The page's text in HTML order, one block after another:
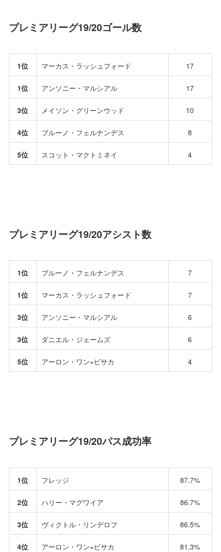
プレミアリーグ19/20ゴール数
1位 マーカス・ラッシュフォード 17
1位 アンソニー・マルシアル 17
3位 メイソン・グリーンウッド 10
4位 ブルーノ・フェルナンデス 8
5位 スコット・マクトミネイ 4
プレミアリーグ19/20アシスト数
1位 ブルーノ・フェルナンデス 7
1位 マーカス・ラッシュフォード 7
3位 アンソニー・マルシアル 6
3位 ダニエル・ジェームズ 6
5位 アーロン・ワン=ビサカ 4
プレミアリーグ19/20パス成功率
1位 フレッジ 87.7%
2位 ハリー・マグワイア 86.7%
3位 ヴィクトル・リンデロフ 86.5%
4位 アーロン・ワン=ビサカ 81.3%